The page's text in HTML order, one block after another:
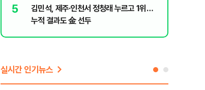
5
김민석, 제주·인천서 정청래 누르고 1위…
누적 결과도 金 선두
실시간 인기뉴스